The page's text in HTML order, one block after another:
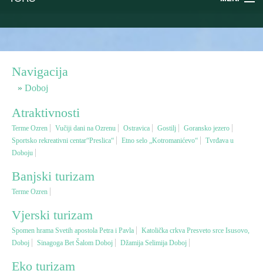
Planinski turizam
Banjski turizam
Vjerski turizam
Avantura
Eko turizam
Navigacija
Doboj
Atraktivnosti
Terme Ozren Vučiji dani na Ozrenu Ostravica Gostilj
Goransko jezero
Sportsko rekreativni centar“Preslica“
Etno selo „Kotromanićevo“
Tvrđava u
Doboju
Banjski turizam
Terme Ozren
Vjerski turizam
Spomen hrama Svetih apostola Petra i Pavla
Katolička crkva Presveto srce Isusovo,
Doboj
Sinagoga Bet Šalom Doboj Džamija Selimija Doboj
Eko turizam